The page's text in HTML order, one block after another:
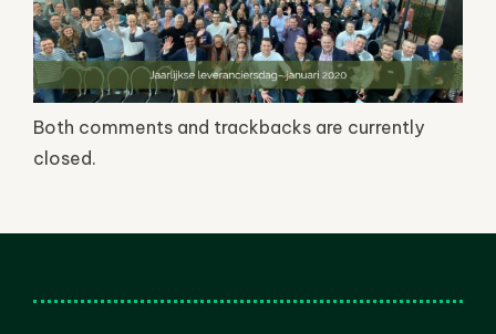
Both comments and trackbacks are currently
closed.